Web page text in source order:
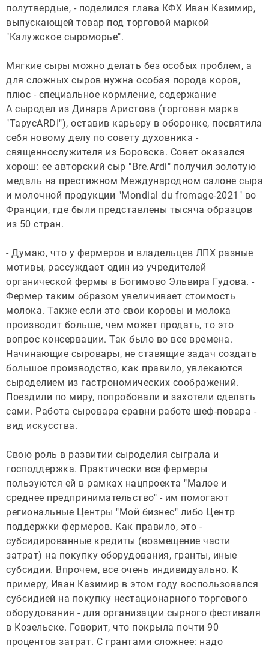
полутвердые, - поделился глава КФХ Иван Казимир,
выпускающей товар под торговой маркой
"Калужское сыроморье".
Мягкие сыры можно делать без особых проблем, а
для сложных сыров нужна особая порода коров,
плюс - специальное кормление, содержание
А сыродел из Динара Аристова (торговая марка
"ТарусARDI"), оставив карьеру в оборонке, посвятила
себя новому делу по совету духовника -
священнослужителя из Боровска. Совет оказался
хорош: ее авторский сыр "Bre.Ardi" получил золотую
медаль на престижном Международном салоне сыра
и молочной продукции "Mondial du fromage-2021" во
Франции, где были представлены тысяча образцов
из 50 стран.
- Думаю, что у фермеров и владельцев ЛПХ разные
мотивы, рассуждает один из учредителей
органической фермы в Богимово Эльвира Гудова. -
Фермер таким образом увеличивает стоимость
молока. Также если это свои коровы и молока
производит больше, чем может продать, то это
вопрос консервации. Так было во все времена.
Начинающие сыровары, не ставящие задач создать
большое производство, как правило, увлекаются
сыроделием из гастрономических соображений.
Поездили по миру, попробовали и захотели сделать
сами. Работа сыровара сравни работе шеф-повара -
вид искусства.
Свою роль в развитии сыроделия сыграла и
господдержка. Практически все фермеры
пользуются ей в рамках нацпроекта "Малое и
среднее предпринимательство" - им помогают
региональные Центры "Мой бизнес" либо Центр
поддержки фермеров. Как правило, это -
субсидированные кредиты (возмещение части
затрат) на покупку оборудования, гранты, иные
субсидии. Впрочем, все очень индивидуально. К
примеру, Иван Казимир в этом году воспользовался
субсидией на покупку нестационарного торгового
оборудования - для организации сырного фестиваля
в Козельске. Говорит, что покрыла почти 90
процентов затрат. С грантами сложнее: надо